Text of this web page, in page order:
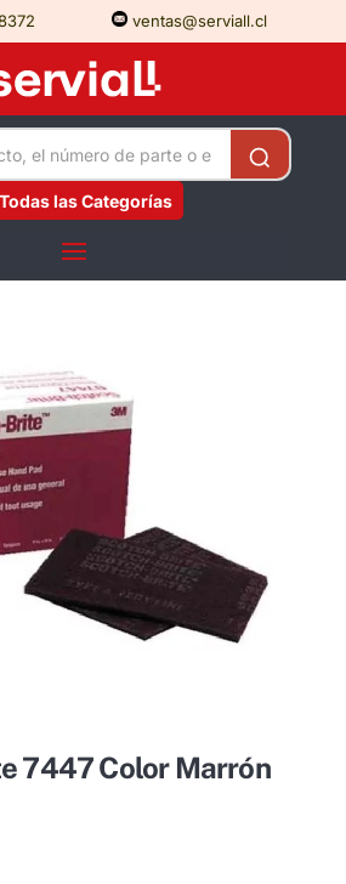
ventas@serviall.cl
Todas las Categorías
7447 Color Marrón